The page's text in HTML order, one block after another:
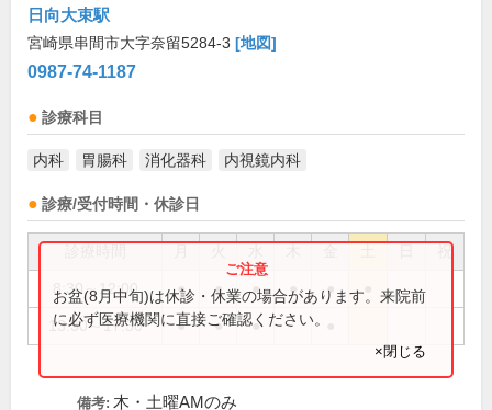
日向大束駅
宮崎県串間市大字奈留5284-3 [地図]
0987-74-1187
診療科目
内科 胃腸科 消化器科 内視鏡内科
診療/受付時間・休診日
祝
8:30～12:00 ● ● ● ● ●
13:30～17:30 ● ● ●
お盆(8月中旬)は休診・休業の場合があります。来院前
に必ず医療機関に直接ご確認ください。
×閉じる
備考: 木・土曜AMのみ